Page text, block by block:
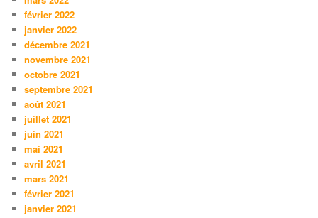
février 2022
janvier 2022
décembre 2021
novembre 2021
octobre 2021
septembre 2021
août 2021
juillet 2021
juin 2021
mai 2021
avril 2021
mars 2021
février 2021
janvier 2021